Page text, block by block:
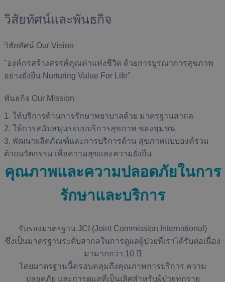
วิสัยทัศน์และพันธกิจ
วิสัยทัศน์ Our Vision
"องค์กรสร้างสรรค์คุณค่าแห่งชีวิต ด้วยการบูรณาการสุขภาพ
อย่างยั่งยืน Nurturing Value For Life"
พันธกิจ Our Mission
1. ให้บริการด้านการรักษาพยาบาลด้วย มาตรฐานสากล
2. ให้การสนับสนุนระบบบริการสุขภาพ ของชุมชน
3. พัฒนาผลิตภัณฑ์และการบริการด้าน สุขภาพแบบองค์รวม
ด้วยนวัตกรรม เพื่อความสุขและความยั่งยืน
คุณภาพและความปลอดภัยในการ
รักษาและบริการ
รับรองมาตรฐาน JCI (Joint Commission International)
ซึ่งเป็นมาตรฐานระดับสากลในการดูแลผู้ป่วยที่เราได้รับต่อเนื่อง
มามากกว่า 10 ปี
โดยมาตรฐานนี้ครอบคลุมถึงคุณภาพการบริการ ความ
ปลอดภัย และการดูแลที่เป็นเลิศสำหรับผู้ป่วยทุกราย